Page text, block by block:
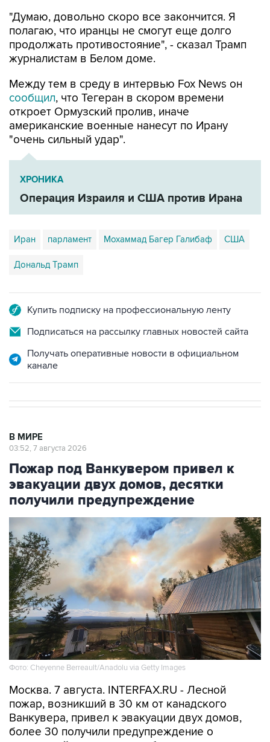
"Думаю, довольно скоро все закончится. Я
полагаю, что иранцы не смогут еще долго
продолжать противостояние", - сказал Трамп
журналистам в Белом доме.
Между тем в среду в интервью Fox News он
сообщил, что Тегеран в скором времени
откроет Ормузский пролив, иначе
американские военные нанесут по Ирану
"очень сильный удар".
ХРОНИКА
Операция Израиля и США против Ирана
Иран парламент Мохаммад Багер Галибаф США
Дональд Трамп
Купить подписку на профессиональную ленту
Подписаться на рассылку главных новостей сайта
Получать оперативные новости в официальном
канале
В МИРЕ
03:52, 7 августа 2026
Пожар под Ванкувером привел к
эвакуации двух домов, десятки
получили предупреждение
Фото: Cheyenne Berreault/Anadolu via Getty Images
Москва. 7 августа. INTERFAX.RU - Лесной
пожар, возникший в 30 км от канадского
Ванкувера, привел к эвакуации двух домов,
более 30 получили предупреждение о